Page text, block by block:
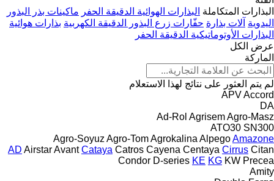
البذارات المتكاملة البذارات الهوائية الدقيقة الحفر ماكينات بذر البذور
اليدوية آلات بذارة حفّارات زرع البذور الدقيقة الكهربية بذارات هوائية
البذارات الأوتوماتيكية الدقيقة الحفر
عرض الكل
الماركة
لم يتم العثور على نتائج لهذا الاستعلام
APVAccord
DA
Ad-Rol AgrisemAgro-Masz
ATO30 SN300
Agro-Soyuz Agro-TomAgrokalina AlpegoAmazone
AD AirstarAvant Cataya Catros Cayena Centaya Cirrus Citan
Condor D-series KE KG KW Precea
Amity